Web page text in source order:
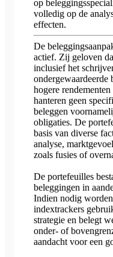
op
volledig op de
effecten.
De
actief. Zij geloven
inclusief het
ondergewaardeerde
hogere
hanteren geen
beleggen
obligaties. De
basis van diverse
analyse,
zoals fusies of
De portefeuilles
beleggingen in
Indien nodig
indextrackers
strategie en belegt
onder- of
aandacht voor een